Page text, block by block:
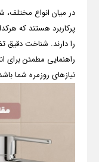
در میان انواع مختلف،
پرکاربرد هستند که
را دارند. شناخت دقیق
راهنمایی مطمئن برای
نیازهای روزمره شما